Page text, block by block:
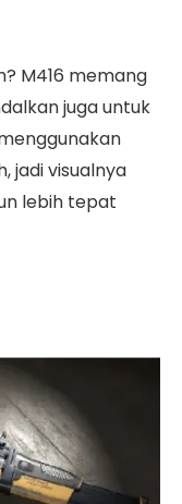
M416 memang
juga untuk
jadi visualnya
lebih tepat